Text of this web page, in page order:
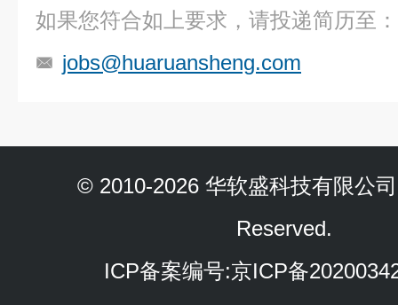
如果您符合如上要求，请投递简历至：
jobs@huaruansheng.com
© 2010-2026 华软盛科技有限公
Reserved.
ICP备案编号:京ICP备